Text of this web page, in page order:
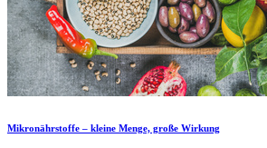
Mikronährstoffe – kleine Menge, große Wirkung